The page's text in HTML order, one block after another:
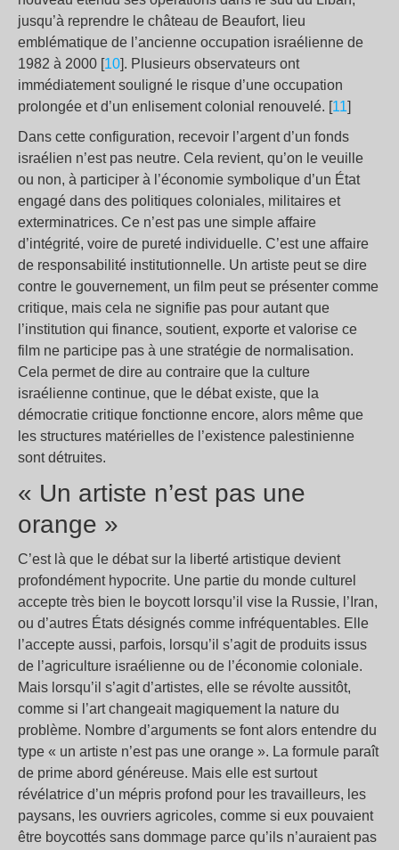
jusqu’à reprendre le château de Beaufort, lieu
emblématique de l’ancienne occupation israélienne de
1982 à 2000 [10]. Plusieurs observateurs ont
immédiatement souligné le risque d’une occupation
prolongée et d’un enlisement colonial renouvelé. [11]
Dans cette configuration, recevoir l’argent d’un fonds
israélien n’est pas neutre. Cela revient, qu’on le veuille
ou non, à participer à l’économie symbolique d’un État
engagé dans des politiques coloniales, militaires et
exterminatrices. Ce n’est pas une simple affaire
d’intégrité, voire de pureté individuelle. C’est une affaire
de responsabilité institutionnelle. Un artiste peut se dire
contre le gouvernement, un film peut se présenter comme
critique, mais cela ne signifie pas pour autant que
l’institution qui finance, soutient, exporte et valorise ce
film ne participe pas à une stratégie de normalisation.
Cela permet de dire au contraire que la culture
israélienne continue, que le débat existe, que la
démocratie critique fonctionne encore, alors même que
les structures matérielles de l’existence palestinienne
sont détruites.
« Un artiste n’est pas une
orange »
C’est là que le débat sur la liberté artistique devient
profondément hypocrite. Une partie du monde culturel
accepte très bien le boycott lorsqu’il vise la Russie, l’Iran,
ou d’autres États désignés comme infréquentables. Elle
l’accepte aussi, parfois, lorsqu’il s’agit de produits issus
de l’agriculture israélienne ou de l’économie coloniale.
Mais lorsqu’il s’agit d’artistes, elle se révolte aussitôt,
comme si l’art changeait magiquement la nature du
problème. Nombre d’arguments se font alors entendre du
type « un artiste n’est pas une orange ». La formule paraît
de prime abord généreuse. Mais elle est surtout
révélatrice d’un mépris profond pour les travailleurs, les
paysans, les ouvriers agricoles, comme si eux pouvaient
être boycottés sans dommage parce qu’ils n’auraient pas